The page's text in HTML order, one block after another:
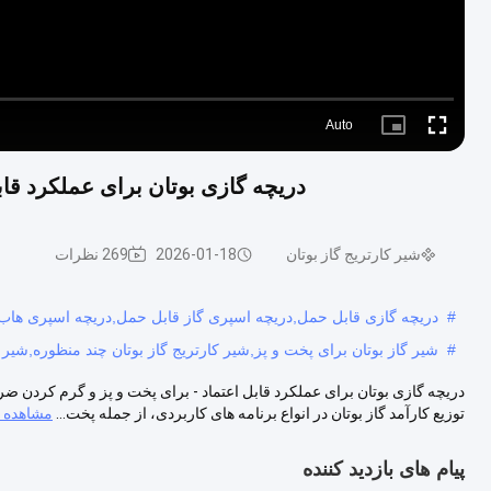
Auto
Picture- Fullscreen
دریچه گازی بوتان برای
شیر کارتریج گاز بوتان 2026-01-18 269 نظرات
# دریچه گازی قابل حمل,دریچه اسپری گاز قابل حمل,دریچه اسپری
# شیر گاز بوتان برای پخت و پز,شیر کارتریج گاز بوتان چند
دریچه گازی بوتان برای عملکرد قابل اعتماد - برای پخت و پز و گرم کردن
توزیع کارآمد گاز بوتان در انواع برنامه های کاربردی، از جمله پخت...
مشاهده
پیام های بازدید کننده